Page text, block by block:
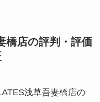
橋店の評判・評価
浅草吾妻橋店の